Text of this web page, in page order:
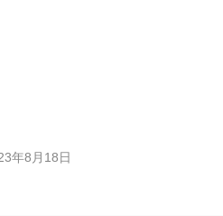
年8月18日